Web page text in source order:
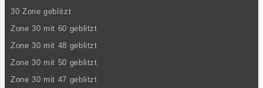
30 Zone geblitzt
Zone 30 mit 60 geblitzt
Zone 30 mit 48 geblitzt
Zone 30 mit 50 geblitzt
Zone 30 mit 47 geblitzt